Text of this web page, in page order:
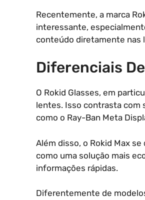
Recentemente, a marca
interessante,
conteúdo diretamente nas
Diferenciais
O Rokid Glasses, em
lentes. Isso contrasta com
como o Ray-Ban Meta
Além disso, o Rokid Max
como uma solução mais
informações rápidas.
Diferentemente de